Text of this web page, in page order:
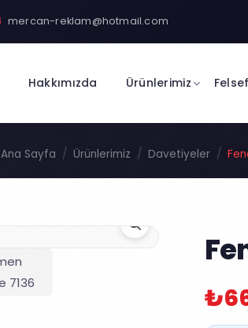
mercan-reklam@hotmail.com
Hakkımızda Ürünlerimiz
Ana Sayfa Ürünlerimiz Davetiyeler